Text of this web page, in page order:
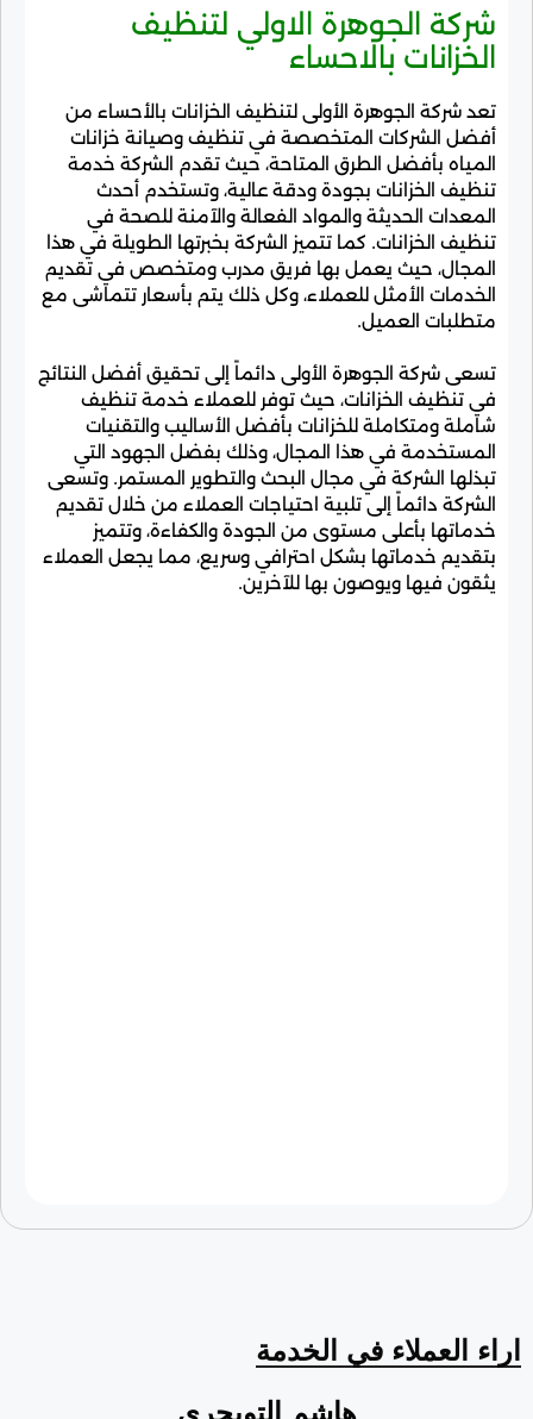
شركة الجوهرة الاولي لتنظيف
الخزانات بالاحساء
تعد شركة الجوهرة الأولى لتنظيف الخزانات بالأحساء من
أفضل الشركات المتخصصة في تنظيف وصيانة خزانات
المياه بأفضل الطرق المتاحة، حيث تقدم الشركة خدمة
تنظيف الخزانات بجودة ودقة عالية، وتستخدم أحدث
المعدات الحديثة والمواد الفعالة والآمنة للصحة في
تنظيف الخزانات. كما تتميز الشركة بخبرتها الطويلة في هذا
المجال، حيث يعمل بها فريق مدرب ومتخصص في تقديم
الخدمات الأمثل للعملاء، وكل ذلك يتم بأسعار تتماشى مع
متطلبات العميل.
تسعى شركة الجوهرة الأولى دائماً إلى تحقيق أفضل النتائج
في تنظيف الخزانات، حيث توفر للعملاء خدمة تنظيف
شاملة ومتكاملة للخزانات بأفضل الأساليب والتقنيات
المستخدمة في هذا المجال، وذلك بفضل الجهود التي
تبذلها الشركة في مجال البحث والتطوير المستمر. وتسعى
الشركة دائماً إلى تلبية احتياجات العملاء من خلال تقديم
خدماتها بأعلى مستوى من الجودة والكفاءة، وتتميز
بتقديم خدماتها بشكل احترافي وسريع، مما يجعل العملاء
يثقون فيها ويوصون بها للآخرين.
اراء العملاء في الخدمة
هاشم التويجري